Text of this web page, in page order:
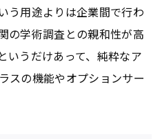
う用途よりは企業間で行わ
の学術調査との親和性が高
いうだけあって、純粋なア
スの機能やオプションサー